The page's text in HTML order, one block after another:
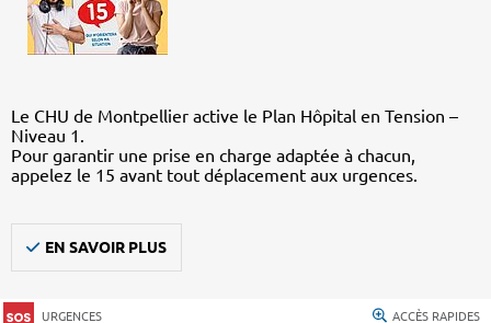
Le CHU de Montpellier active le Plan Hôpital en Tension –
Niveau 1.
Pour garantir une prise en charge adaptée à chacun,
appelez le 15 avant tout déplacement aux urgences.
EN SAVOIR PLUS
URGENCES ACCÈS RAPIDES